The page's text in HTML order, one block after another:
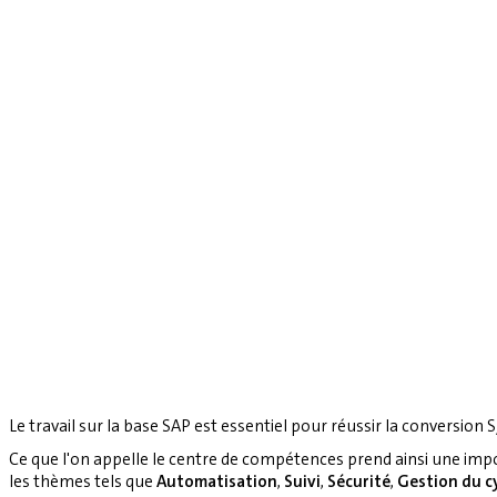
Le travail sur la base SAP est essentiel pour réussir la conversion
Ce que l'on appelle le centre de compétences prend ainsi une
les thèmes tels que Automatisation, Suivi, Sécurité, Gestion du